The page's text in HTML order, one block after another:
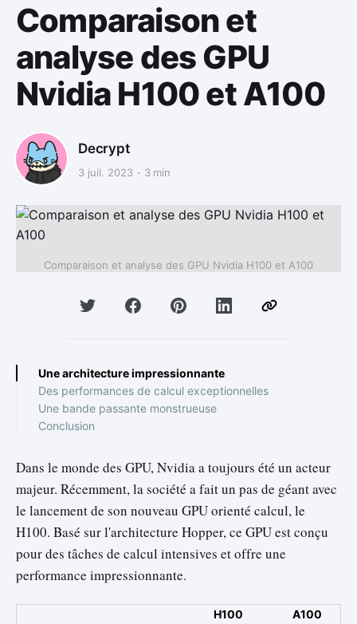
Comparaison et
analyse des GPU
Nvidia H100 et A100
Decrypt
3 juil. 2023 3 min
Comparaison et analyse des GPU Nvidia H100 et A100
Une architecture impressionnante
Des performances de calcul exceptionnelles
Une bande passante monstrueuse
Conclusion
Dans le monde des GPU, Nvidia a toujours été un acteur
majeur. Récemment, la société a fait un pas de géant avec
le lancement de son nouveau GPU orienté calcul, le
H100. Basé sur l'architecture Hopper, ce GPU est conçu
pour des tâches de calcul intensives et offre une
performance impressionnante.
H100 A100